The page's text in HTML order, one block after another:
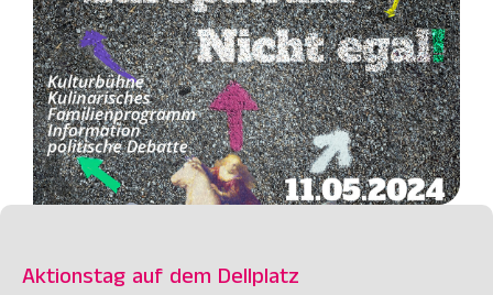
Aktionstag auf dem Dellplatz